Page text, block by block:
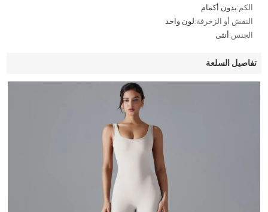
الكم:بدون أكمام
النقش أو الزخرفة:لون واحد
الجنس:أنثى
تفاصيل السلعة